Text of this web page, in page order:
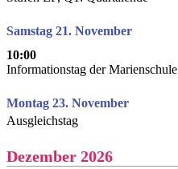
Samstag 21. November
10:00
Informationstag der Marienschule
Montag 23. November
Ausgleichstag
Dezember 2026